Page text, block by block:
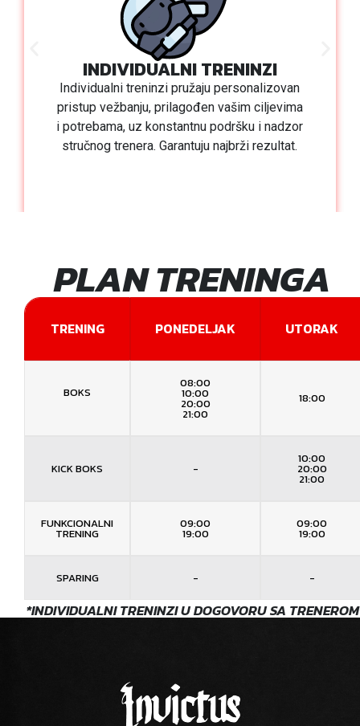
INDIVIDUALNI TRENINZI
Individualni treninzi pružaju personalizovan
pristup vežbanju, prilagođen vašim ciljevima
i potrebama, uz konstantnu podršku i nadzor
stručnog trenera. Garantuju najbrži rezultat.
PLAN TRENINGA
TRENING PONEDELJAK UTORAK
BOKS
08:00
10:00
20:00
21:00
18:00
KICK BOKS -
10:00
20:00
21:00
FUNKCIONALNI
TRENING
09:00
19:00
09:00
19:00
SPARING - -
*INDIVIDUALNI TRENINZI U DOGOVORU SA TRENEROM